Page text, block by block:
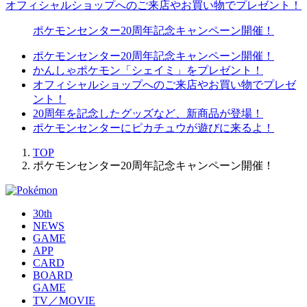
オフィシャルショップへのご来店やお買い物でプレゼント！
ポケモンセンター20周年記念キャンペーン開催！
ポケモンセンター20周年記念キャンペーン開催！
かんしゃポケモン「シェイミ」をプレゼント！
オフィシャルショップへのご来店やお買い物でプレゼ
ント！
20周年を記念したグッズなど、新商品が登場！
ポケモンセンターにピカチュウが遊びに来るよ！
TOP
ポケモンセンター20周年記念キャンペーン開催！
30th
NEWS
GAME
APP
CARD
BOARD
GAME
TV／MOVIE